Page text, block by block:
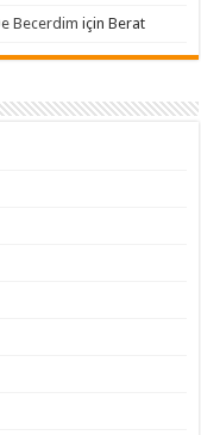
Becerdim içinBerat